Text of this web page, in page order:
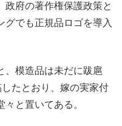
政府の著作権保護政策と
グでも正規品ロゴを導入
、模造品は未だに跋扈
たとおり、嫁の実家付
と置いてある。